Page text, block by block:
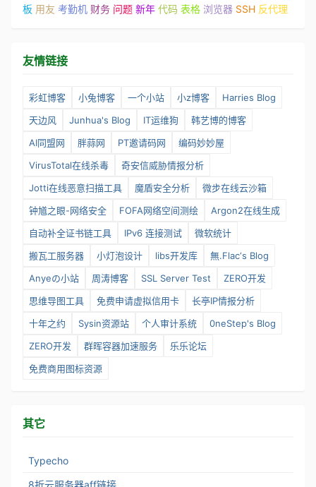
板 用友 考勤机 财务 问题 新年 代码 表格 浏览器 SSH 反代理
友情链接
彩虹博客 小兔博客 一个小站 小z博客
Harries Blog
天边风
Junhua's Blog IT运维狗
韩艺博的博客
AI同盟网
胖蒜网 PT邀请码网
编码妙妙屋
VirusTotal在线杀毒
奇安信威胁情报分析
Jotti在线恶意扫描工具
魔盾安全分析
微步在线云沙箱
钟馗之眼-网络安全
FOFA网络空间测绘
Argon2在线生成
自动补全证书链工具
IPv6 连接测试
微软统计
搬瓦工服务器
小灯泡设计 libs开发库
無.Flac‘s Blog
Anyeの小站
周涛博客 SSL Server Test
ZERO开发
思维导图工具
免费申请虚拟信用卡
长亭IP情报分析
十年之约
Sysin资源站 个人审计系统
0neStep's Blog
ZERO开发
群晖容器加速服务
乐乐论坛
免费商用图标资源
其它
Typecho